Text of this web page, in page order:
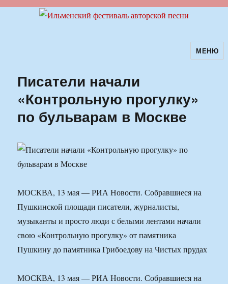
Ильменский фестиваль авторскойМЕНЮ
Писатели начали
«Контрольную прогулку»
по бульварам в Москве
МОСКВА, 13 мая — РИА Новости. Собравшиеся на
Пушкинской площади писатели, журналисты,
музыканты и просто люди с белыми лентами начали
свою «Контрольную прогулку» от памятника
Пушкину до памятника Грибоедову на Чистых прудах
МОСКВА, 13 мая — РИА Новости. Собравшиеся на